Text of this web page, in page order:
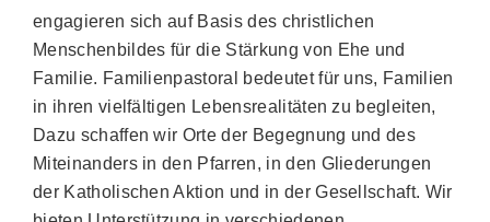
engagieren sich auf Basis des christlichen
Menschenbildes für die Stärkung von Ehe und
Familie. Familienpastoral bedeutet für uns, Familien
in ihren vielfältigen Lebensrealitäten zu begleiten,
Dazu schaffen wir Orte der Begegnung und des
Miteinanders in den Pfarren, in den Gliederungen
der Katholischen Aktion und in der Gesellschaft. Wir